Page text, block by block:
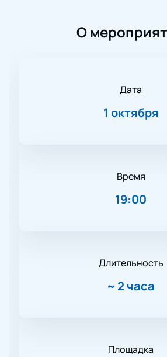
О
Дата
1 октября
Время
19:00
Длительность
~ 2 часа
Площадка